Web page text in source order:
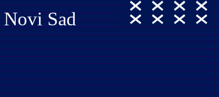
Novi Sad